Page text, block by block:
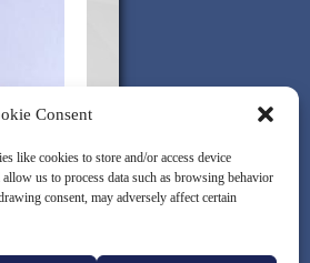
Consent
like cookies to store and/or access device
us to process data such as browsing behavior
consent, may adversely affect certain